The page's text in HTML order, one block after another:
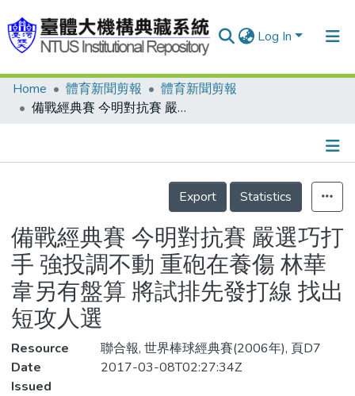
Log In
Communities & Collections
Statistics
Home 體育新聞剪報
體育新聞剪報
備戰經典賽 今明對抗賽 嚴選巧打手 強投調不動 重砲在養傷 林華韋另有盤算 將試排先發打線 找出短攻人選
Details
Export
Statistics
備戰經典賽 今明對抗賽 嚴選巧打
手 強投調不動 重砲在養傷 林華
韋另有盤算 將試排先發打線 找出
短攻人選
Resource
聯合報, 世界棒球經典賽(2006年), 頁D7
Date
Issued
2017-03-08T02:27:34Z